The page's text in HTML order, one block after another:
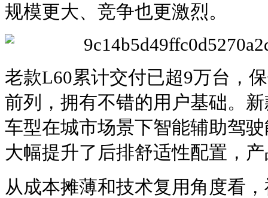
规模更大、竞争也更激烈。
老款L60累计交付已超9万台，
前列，拥有不错的用户基础。
车型在城市场景下智能辅助驾
大幅提升了后排舒适性配置，
从成本摊薄和技术复用角度看